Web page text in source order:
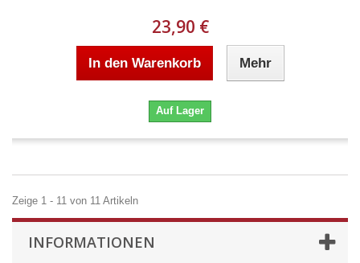
23,90 €
In den Warenkorb Mehr
Auf Lager
Zeige 1 - 11 von 11 Artikeln
INFORMATIONEN